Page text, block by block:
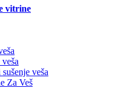
vitrine
veša
Za Veš